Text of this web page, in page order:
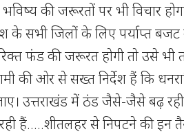
की जरूरतों पर भी विचार
के सभी जिलों के लिए पर्याप्त
फंड की जरूरत होगी तो उसे भी
की ओर से सख्त निर्देश हैं कि
उत्तराखंड में ठंड जैसे-जैसे बढ़ रही
हैं…..शीतलहर से निपटने की इन